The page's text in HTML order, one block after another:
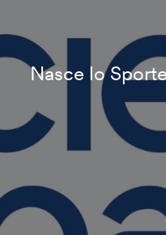
Nasce lo